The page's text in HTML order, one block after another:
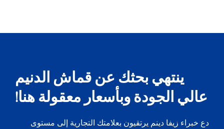
ينتهي بحثك عن قماش الدنيم
عالي الجودة وبأسعار معقولة هنا!
دع خبراء زيفا دينم يرتقيون بعلامتك التجارية إلى مستوى